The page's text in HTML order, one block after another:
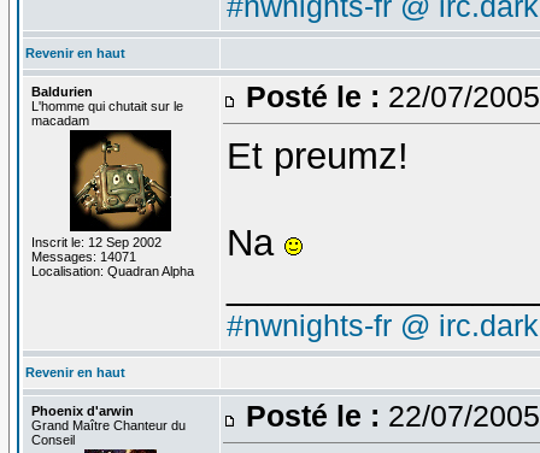
Revenir en haut
Baldurien
L'homme qui chutait sur le
macadam
Inscrit le: 12 Sep 2002
Messages: 14071
Localisation: Quadran Alpha
Posté le : 22/07/
Et preumz!
Na
#nwnights-fr @
Revenir en haut
Phoenix d'arwin
Grand Maître Chanteur du
Conseil
Posté le : 22/07/